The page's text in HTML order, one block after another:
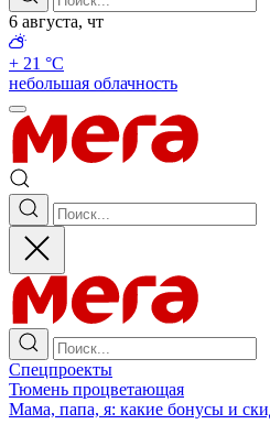
6 августа, чт
+ 21 °С
небольшая облачность
Спецпроекты
Тюмень процветающая
Мама, папа, я: какие бонусы и